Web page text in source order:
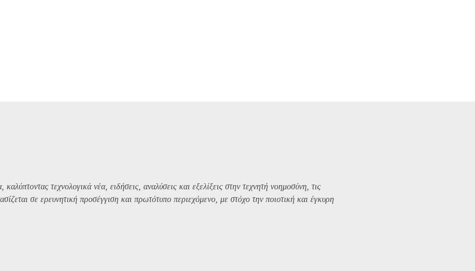
τεχνολογικά νέα, ειδήσεις, αναλύσεις και εξελίξεις στην τεχνητή νοημοσύνη, τις
σε ερευνητική προσέγγιση και πρωτότυπο περιεχόμενο, με στόχο την ποιοτική και έγκυρη